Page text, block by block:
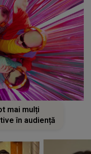
mai mulți
în audiență